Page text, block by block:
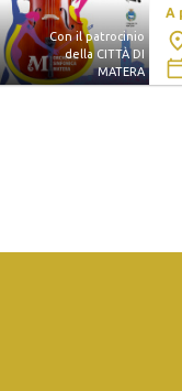
Con il patrocinio
della CITTÀ DI
MATERA
A